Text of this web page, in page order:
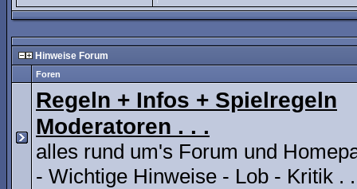
Hinweise Forum
Foren
Regeln + Infos + Spielregeln
Moderatoren . . .
alles rund um's Forum und
- Wichtige Hinweise - Lob - Kritik .